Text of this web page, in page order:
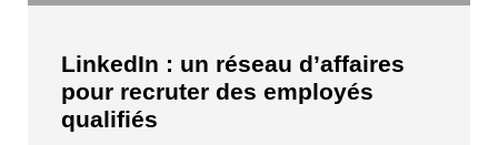
LinkedIn : un réseau d’affaires
pour recruter des employés
qualifiés